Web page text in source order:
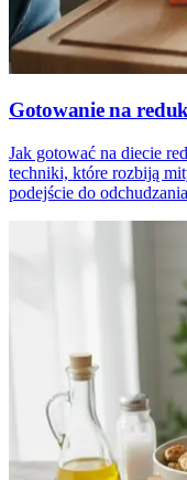
Gotowanie na
Jak gotować na diecie
techniki, które rozbiją
podejście do